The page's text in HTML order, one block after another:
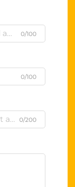
0/100
0/100
0/200